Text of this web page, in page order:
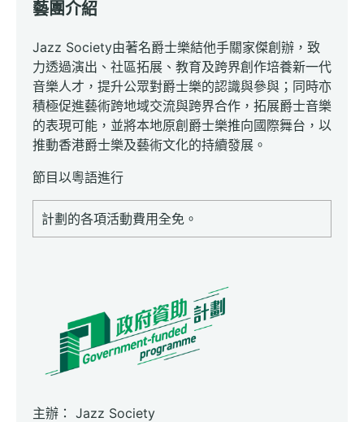
藝團介紹
Jazz Society由著名爵士樂結他手關家傑創辦，致
力透過演出、社區拓展、教育及跨界創作培養新一代
音樂人才，提升公眾對爵士樂的認識與參與；同時亦
積極促進藝術跨地域交流與跨界合作，拓展爵士音樂
的表現可能，並將本地原創爵士樂推向國際舞台，以
推動香港爵士樂及藝術文化的持續發展。
節目以粵語進行
計劃的各項活動費用全免。
主辦： Jazz Society